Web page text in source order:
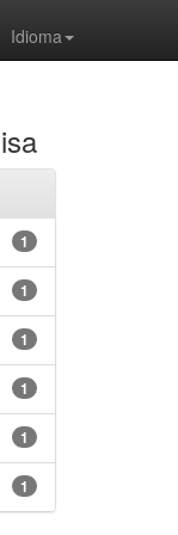
Idioma
1
1
1
1
1
1